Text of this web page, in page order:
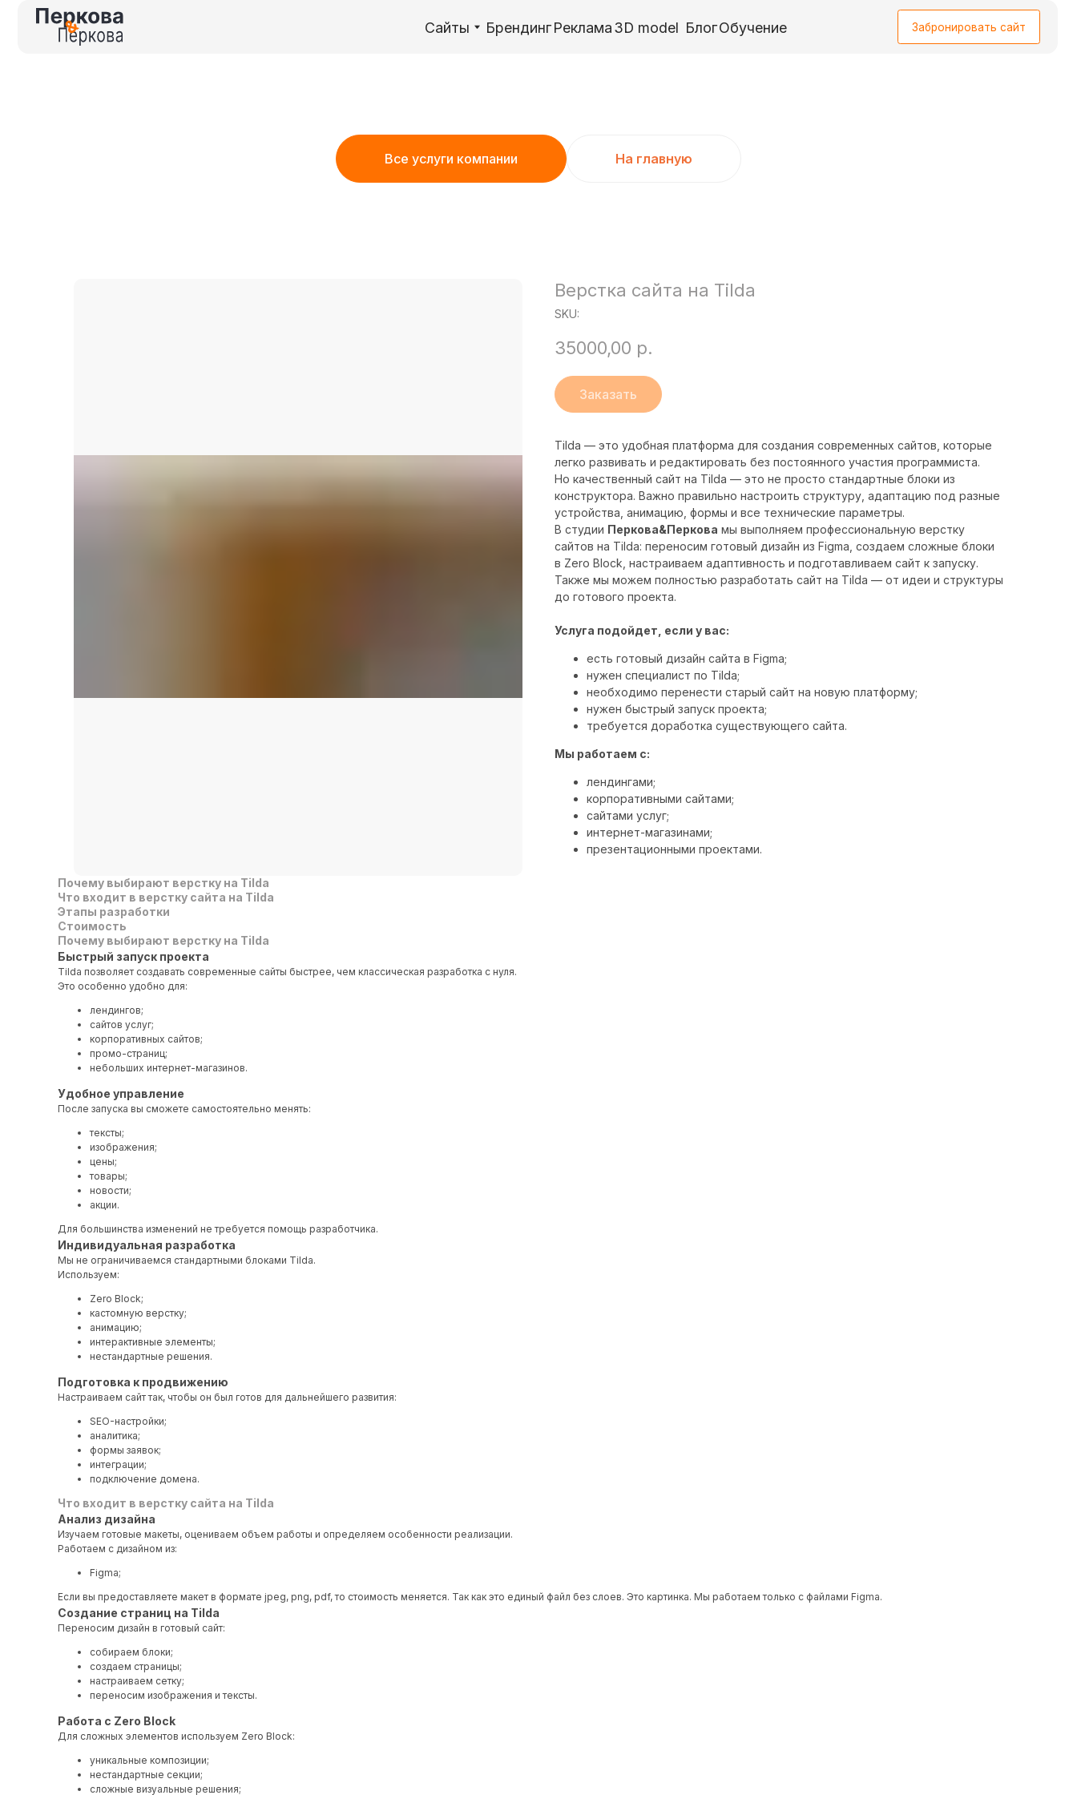
Забронировать сайт
БрендингРеклама3D model БлогОбучение Забронировать сайт
БрендингРеклама3D model БлогОбучение
Все услуги компании На главную
Верстка сайта на Tilda
SKU:
35000,00 р.
Заказать
Tilda — это удобная платформа для создания современных сайтов, которые
легко развивать и редактировать без постоянного участия программиста.
Но качественный сайт на Tilda — это не просто стандартные блоки из
конструктора. Важно правильно настроить структуру, адаптацию под разные
устройства, анимацию, формы и все технические параметры.
В студии Перкова&Перкова мы выполняем профессиональную верстку
сайтов на Tilda: переносим готовый дизайн из Figma, создаем сложные блоки
в Zero Block, настраиваем адаптивность и подготавливаем сайт к запуску.
Также мы можем полностью разработать сайт на Tilda — от идеи и структуры
до готового проекта.
Услуга подойдет, если у вас:
есть готовый дизайн сайта в Figma;
нужен специалист по Tilda;
необходимо перенести старый сайт на новую платформу;
нужен быстрый запуск проекта;
требуется доработка существующего сайта.
Мы работаем с:
лендингами;
корпоративными сайтами;
сайтами услуг;
интернет-магазинами;
презентационными проектами.
Почему выбирают верстку на Tilda
Что входит в верстку сайта на Tilda
Этапы разработки
Стоимость
Почему выбирают верстку на Tilda
Быстрый запуск проекта
Tilda позволяет создавать современные сайты быстрее, чем классическая разработка с нуля.
Это особенно удобно для:
лендингов;
сайтов услуг;
корпоративных сайтов;
промо-страниц;
небольших интернет-магазинов.
Удобное управление
После запуска вы сможете самостоятельно менять:
тексты;
изображения;
цены;
товары;
новости;
акции.
Для большинства изменений не требуется помощь разработчика.
Индивидуальная разработка
Мы не ограничиваемся стандартными блоками Tilda.
Используем:
Zero Block;
кастомную верстку;
анимацию;
интерактивные элементы;
нестандартные решения.
Подготовка к продвижению
Настраиваем сайт так, чтобы он был готов для дальнейшего развития:
SEO-настройки;
аналитика;
формы заявок;
интеграции;
подключение домена.
Что входит в верстку сайта на Tilda
Анализ дизайна
Изучаем готовые макеты, оцениваем объем работы и определяем особенности реализации.
Работаем с дизайном из:
Figma;
Если вы предоставляете макет в формате jpeg, png, pdf, то стоимость меняется. Так как это единый файл без слоев. Это картинка. Мы работаем только с файлами Figma.
Создание страниц на Tilda
Переносим дизайн в готовый сайт:
собираем блоки;
создаем страницы;
настраиваем сетку;
переносим изображения и тексты.
Работа с Zero Block
Для сложных элементов используем Zero Block:
уникальные композиции;
нестандартные секции;
сложные визуальные решения;